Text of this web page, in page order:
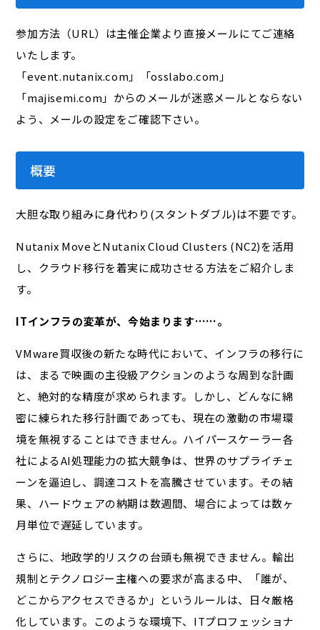
参加方法（URL）は主催企業より直接メールにてご連絡
いたします。
「event.nutanix.com」「osslabo.com」
「majisemi.com」からのメールが迷惑メールとならない
よう、メールの設定をご確認下さい。
概要
大胆な取り組みに身代わり(スタントダブル)は不要です。
Nutanix MoveとNutanix Cloud Clusters (NC2)を活用
し、クラウド移行を着実に成功させる方法をご紹介しま
す。
ITインフラの変革が、今始まります……。
VMware買収後の新たな時代において、インフラの移行に
は、まるで映画の主役級アクションのような周到な計画
と、絶対的な精度が求められます。しかし、どんなに綿
密に練られた移行計画であっても、現在の激動の市場環
境を無視することはできません。ハイパースケーラー各
社によるAI処理能力の拡大競争は、世界のサプライチェ
ーンを逼迫し、調達コストを高騰させています。その結
果、ハードウェアの納期は数週間、場合によっては数ヶ
月単位で遅延しています。
さらに、地政学的リスクの台頭も無視できません。輸出
規制とテクノロジー主権への要求が高まる中、「誰が、
どこからアクセスできるか」というルールは、日々厳格
化しています。このような環境下、ITプロフェッショナ